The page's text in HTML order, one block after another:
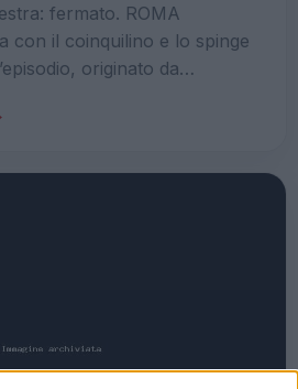
fermato. ROMA
con il coinquilino e lo spinge
originato da…